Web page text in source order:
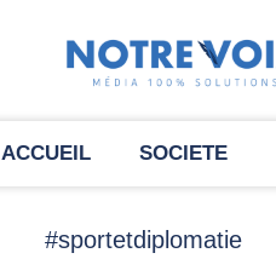
ACCUEIL SOCIETE
#sportetdiplomatie